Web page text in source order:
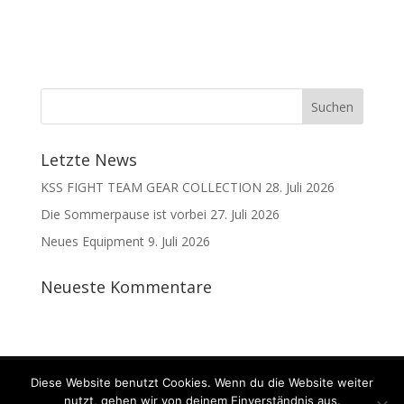
Letzte News
KSS FIGHT TEAM GEAR COLLECTION 28. Juli 2026
Die Sommerpause ist vorbei 27. Juli 2026
Neues Equipment 9. Juli 2026
Neueste Kommentare
Kontakt Datenschutz Impressum
Diese Website benutzt Cookies. Wenn du die Website weiter
nutzt, gehen wir von deinem Einverständnis aus.